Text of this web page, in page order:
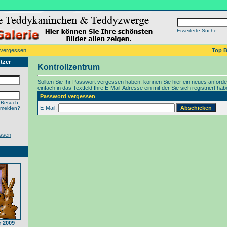
Erweiterte Suche
Top
2009
Kontrollzentrum
Sollten Sie Ihr Passwort vergessen haben, können Sie hier ein neues
einfach in das Textfeld Ihre E-Mail-Adresse ein mit der Sie sich registriert
Password vergessen
E-Mail: